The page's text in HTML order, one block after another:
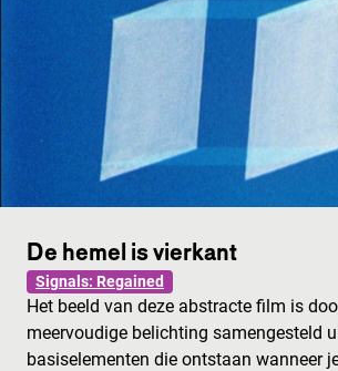
De hemel is vierkant
Signals: Regained
Het beeld van deze abstracte film is
meervoudige belichting samengesteld
basiselementen die ontstaan wanneer